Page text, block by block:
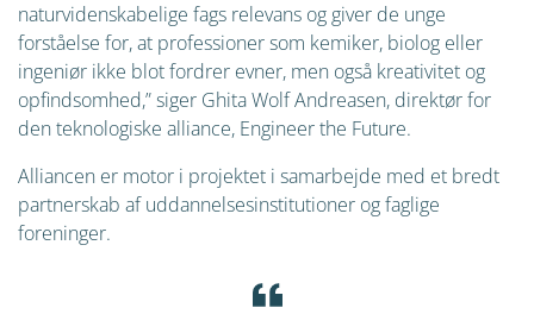
naturvidenskabelige fags relevans og giver de unge
forståelse for, at professioner som kemiker, biolog eller
ingeniør ikke blot fordrer evner, men også kreativitet og
opfindsomhed,” siger Ghita Wolf Andreasen, direktør for
den teknologiske alliance, Engineer the Future.
Alliancen er motor i projektet i samarbejde med et bredt
partnerskab af uddannelsesinstitutioner og faglige
foreninger.